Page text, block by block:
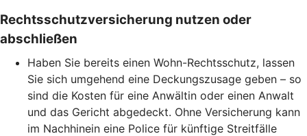
Rechtsschutzversicherung nutzen oder
abschließen
Haben Sie bereits einen Wohn-Rechtsschutz, lassen
Sie sich umgehend eine Deckungszusage geben – so
sind die Kosten für eine Anwältin oder einen Anwalt
und das Gericht abgedeckt. Ohne Versicherung kann
im Nachhinein eine Police für künftige Streitfälle